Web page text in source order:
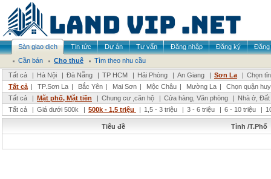
Sàn giao dịch Tin tức Dự án Tư vấn Đăng nhập Đăng ký
Đăng
Cần bán
Cho thuê
Tìm theo nhu cầu
Tất cả
| Hà Nội | Đà Nẵng | TP HCM | Hải Phòng | An Giang | Sơn La | Chọn
Tất cả | TP.Sơn La | Bắc Yên | Mai Sơn | Mộc Châu | Mường La |
Chọn quận
Tất cả
| Mặt phố, Mặt tiền | Chung cư ,căn hộ | Cửa hàng, Văn phòng | Nhà ở,
Tất cả
| Giá dưới 500k | 500k - 1,5 triệu | 1,5 - 3 triệu | 3 - 6 triệu | 6 - 10 triệu |
Tiêu đề Tỉnh /T.Phố